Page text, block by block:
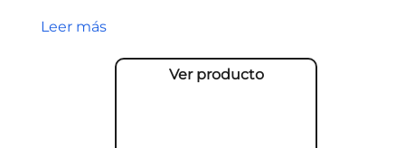
Leer más
Ver producto